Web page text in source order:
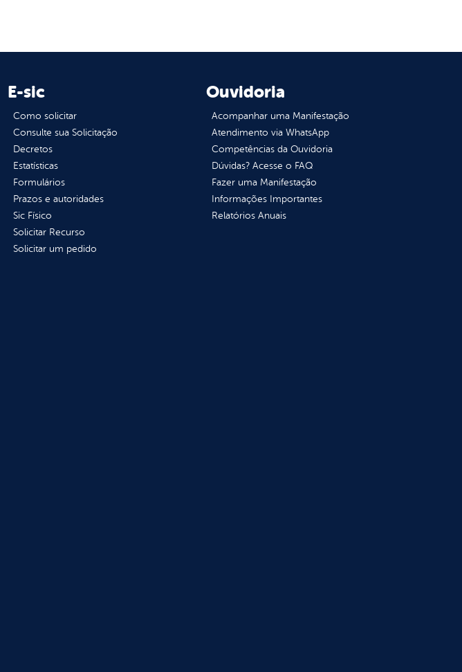
E-sic
Como solicitar
Consulte sua Solicitação
Decretos
Estatísticas
Formulários
Prazos e autoridades
Sic Físico
Solicitar Recurso
Solicitar um pedido
Ouvidoria
Acompanhar uma Manifestação
Atendimento via WhatsApp
Competências da Ouvidoria
Dúvidas? Acesse o FAQ
Fazer uma Manifestação
Informações Importantes
Relatórios Anuais